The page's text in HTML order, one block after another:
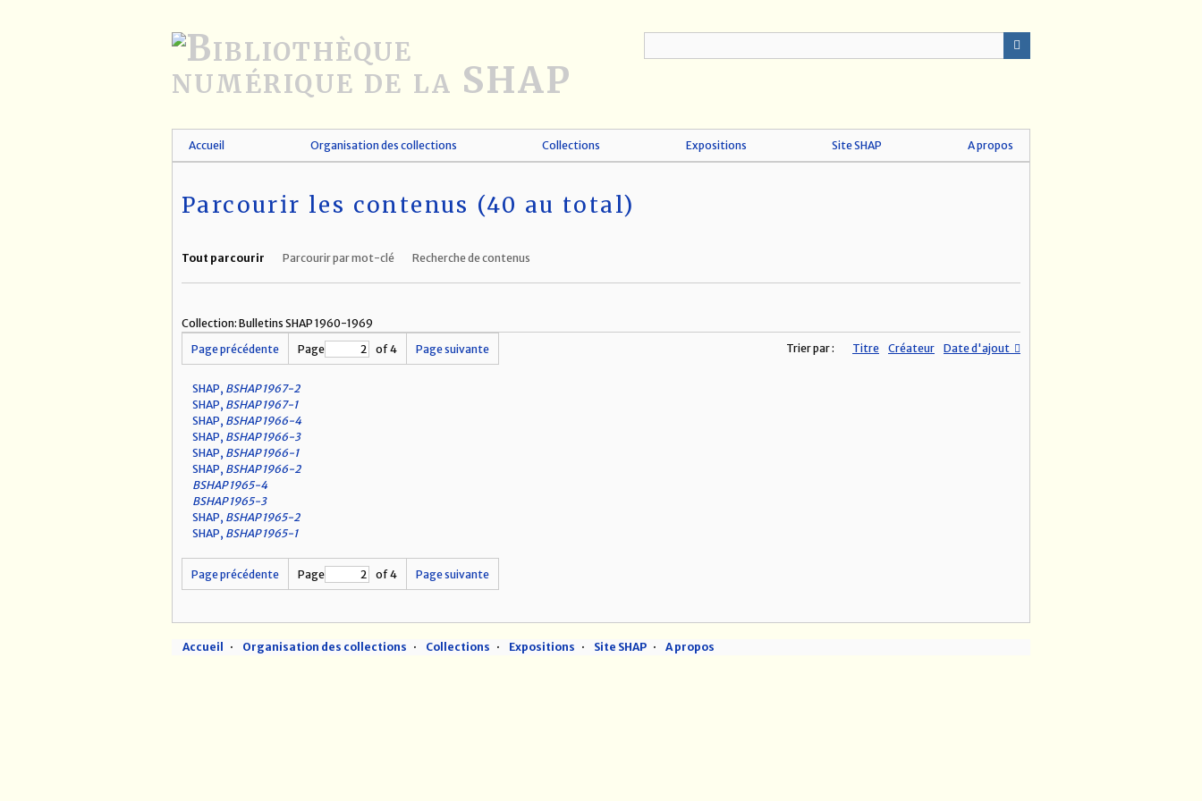
Accueil Organisation des collections Collections Expositions Site SHAP A propos
Parcourir les contenus (40 au total)
Tout parcourir Parcourir par mot-clé Recherche de contenus
Collection: Bulletins SHAP 1960-1969
Page précédente
Page of 4 Page suivante Trier par : Titre Créateur Date d'ajout
SHAP, BSHAP 1967-2
SHAP, BSHAP 1967-1
SHAP, BSHAP 1966-4
SHAP, BSHAP 1966-3
SHAP, BSHAP 1966-1
SHAP, BSHAP 1966-2
BSHAP 1965-4
BSHAP 1965-3
SHAP, BSHAP 1965-2
SHAP, BSHAP 1965-1
Page précédente Page of 4 Page suivante
Accueil Organisation des collections Collections Expositions Site SHAP A propos